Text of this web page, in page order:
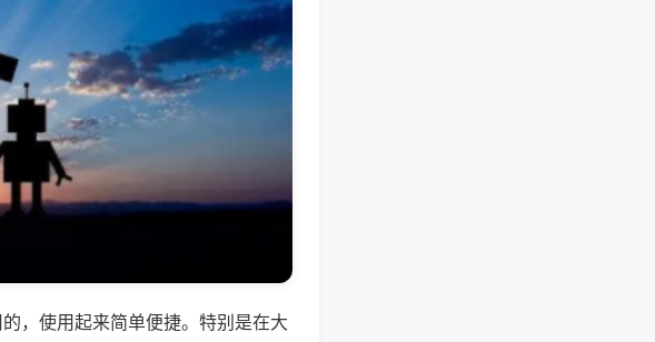
，使用起来简单便捷。特别是在大